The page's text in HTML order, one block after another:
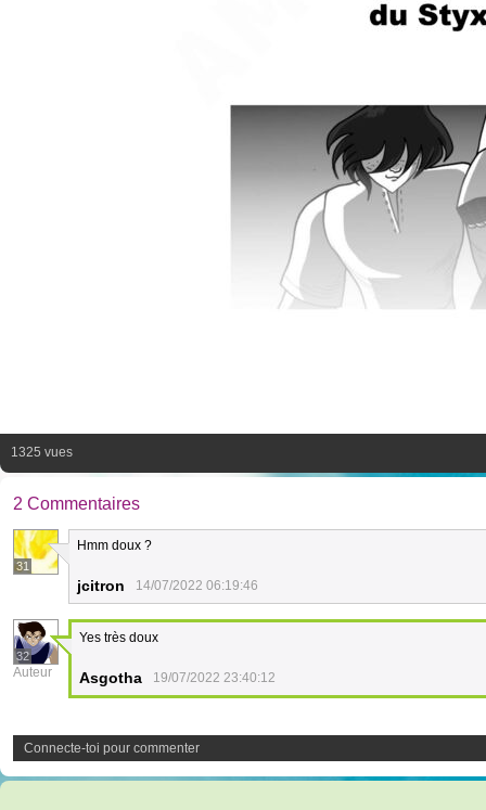
1325 vues
2 Commentaires
31
Hmm doux ?
jcitron 14/07/2022 06:19:46
32
Auteur
Yes très doux
Asgotha 19/07/2022 23:40:12
Connecte-toi pour commenter